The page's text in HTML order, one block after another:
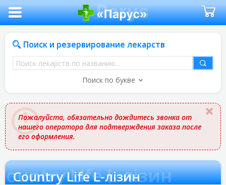
Поиск и резервирование лекарств
Поиск
лекарств
названию
Поиск по букве
Пожалуйста, обязательно дождитесь звонка от
нашего оператора для подтверждения заказа после
его оформления.
Life L-лізин
Country Life L-лізин